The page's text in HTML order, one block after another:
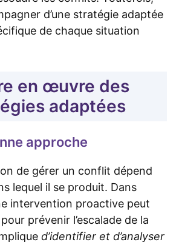
d’une stratégie adaptée
de chaque situation
en œuvre des
adaptées
approche
de gérer un conflit dépend
lequel il se produit. Dans
intervention proactive peut
prévenir l’escalade de la
d’identifier et d’analyser